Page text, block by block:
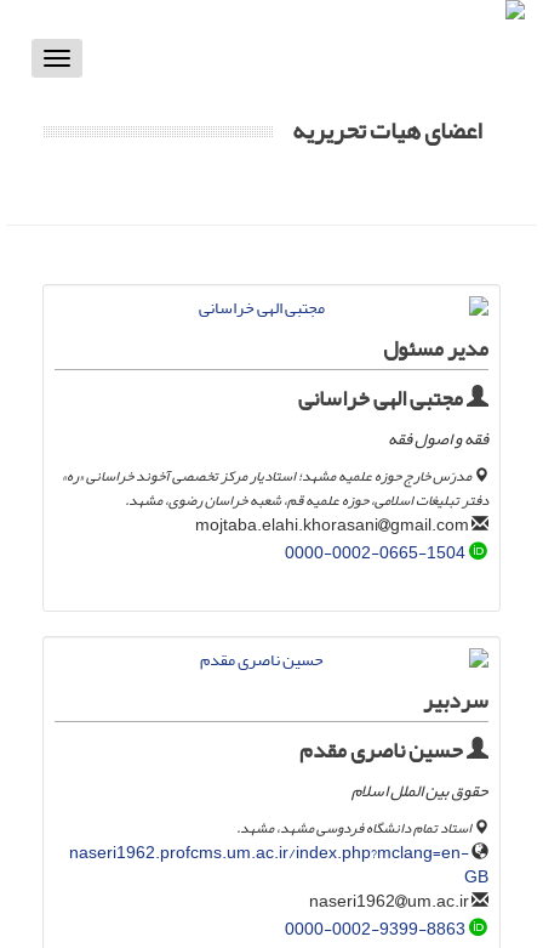
Toggle
اعضای هیات تحریریه
مدیر مسئول
مجتبی الهی خراسانی
فقه و اصول فقه
مدرّس خارج حوزه علمیه مشهد؛ استادیار مرکز تخصصی آخوند خراسانی «ره»
دفتر تبلیغات اسلامی، حوزه علمیه قم، شعبه خراسان رضوی، مشهد.
gmail.com
0000-0002-0665-1504
سردبیر
حسین ناصری مقدم
حقوق بین الملل اسلام
استاد تمام دانشگاه فردوسی مشهد، مشهد.
naseri1962.profcms.um.ac.ir/index.php?mclang=en-
GB
um.ac.ir
0000-0002-9399-8863